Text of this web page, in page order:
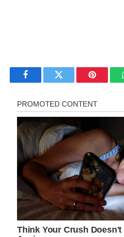
FacebookTwitter Pinterest